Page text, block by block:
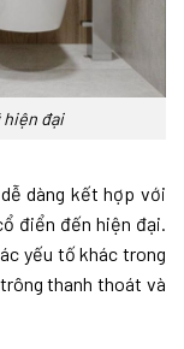
hiện đại
dàng kết hợp với
điển đến hiện đại.
yếu tố khác trong
thanh thoát và